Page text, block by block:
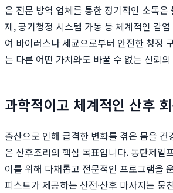
은 전문 방역 업체를 통한 정기적인 소독은
제, 공기청정 시스템 가동 등 체계적인 감
여 바이러스나 세균으로부터 안전한 청정
는 다른 어떤 가치와도 바꿀 수 없는 신뢰
과학적이고 체계적인 산후
출산으로 인해 급격한 변화를 겪은 몸을 건
은 산후조리의 핵심 목표입니다. 동탄제일
이를 위해 다채롭고 전문적인 프로그램을
피스트가 제공하는 산전·산후 마사지는 뭉